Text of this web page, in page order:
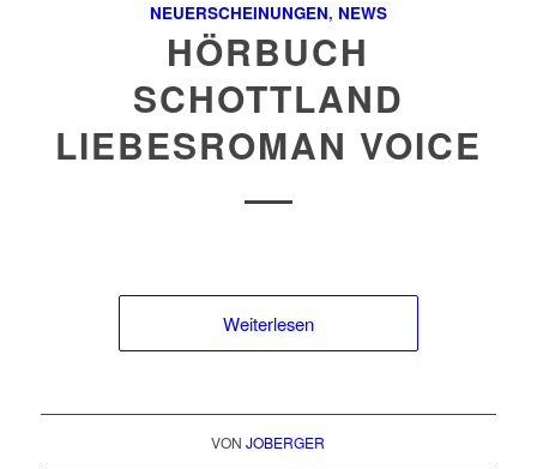
NEUERSCHEINUNGEN, NEWS
HÖRBUCH
SCHOTTLAND
LIEBESROMAN VOICE
Weiterlesen
VONJOBERGER